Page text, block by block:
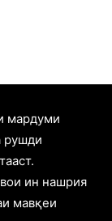
мардуми
рушди
ин нашрия
мавқеи